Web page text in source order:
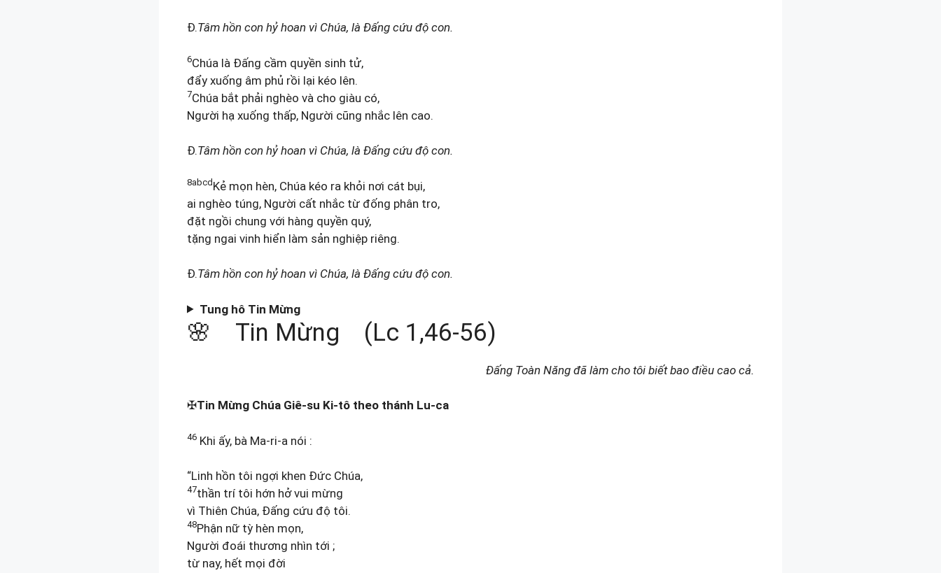
Đ.Tâm hồn con hỷ hoan vì Chúa, là Đấng cứu độ con.
6Chúa là Đấng cầm quyền sinh tử,
đẩy xuống âm phủ rồi lại kéo lên.
7Chúa bắt phải nghèo và cho giàu có,
Người hạ xuống thấp, Người cũng nhắc lên cao.
Đ.Tâm hồn con hỷ hoan vì Chúa, là Đấng cứu độ con.
8abcd Kẻ mọn hèn, Chúa kéo ra khỏi nơi cát bụi,
ai nghèo túng, Người cất nhắc từ đống phân tro,
đặt ngồi chung với hàng quyền quý,
tặng ngai vinh hiển làm sản nghiệp riêng.
Đ.Tâm hồn con hỷ hoan vì Chúa, là Đấng cứu độ con.
Tung hô Tin Mừng
🌸 Tin Mừng (Lc 1,46-56)
Đấng Toàn Năng đã làm cho tôi biết bao điều cao cả.
✠Tin Mừng Chúa Giê-su Ki-tô theo thánh Lu-ca
46 Khi ấy, bà Ma-ri-a nói :
“Linh hồn tôi ngợi khen Đức Chúa,
47thần trí tôi hớn hở vui mừng
vì Thiên Chúa, Đấng cứu độ tôi.
48Phận nữ tỳ hèn mọn,
Người đoái thương nhìn tới ;
từ nay, hết mọi đời